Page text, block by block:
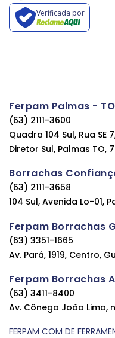
Verificada por
Ferpam Palmas - TO
(63) 2111-3600
Quadra 104 Sul, Rua SE
Diretor Sul, Palmas TO,
Borrachas
(63) 2111-3658
104 Sul, Avenida Lo-01,
Ferpam Borrachas
(63) 3351-1665
Av. Pará, 1919, Centro,
Ferpam Borrachas
(63) 3411-8400
Av. Cônego João Lima,
FERPAM COM DE